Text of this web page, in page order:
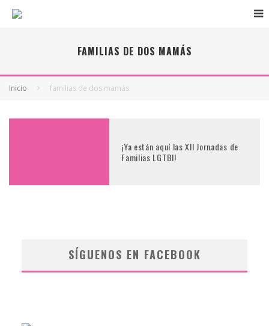
FAMILIAS DE DOS MAMÁS
Inicio familias de dos mamás
¡Ya están aquí las XII Jornadas de
Familias LGTBI!
SÍGUENOS EN FACEBOOK